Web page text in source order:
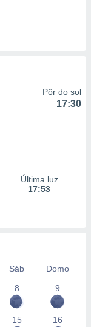
Pôr do sol
17:30
Última luz
17:53
Sáb
Domo
8 9
15 16